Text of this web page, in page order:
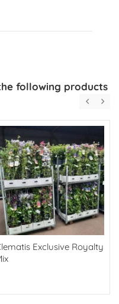
following products
Exclusive Royalty